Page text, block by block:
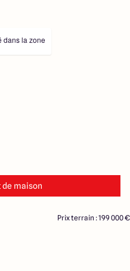
de maison
dans la zone
Prix terrain : 199 000 €